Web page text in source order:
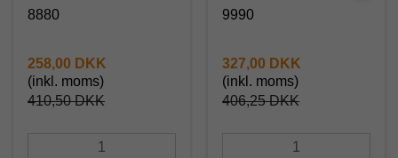
8880
410,50 DKK
258,00 DKK
(inkl. moms)
9990
406,25 DKK
327,00 DKK
(inkl. moms)